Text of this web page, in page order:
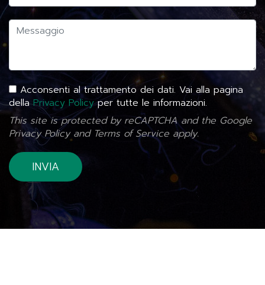
Acconsenti al trattamento dei dati. Vai alla pagina
dellaPrivacy Policyper tutte le informazioni.
This site is protected by reCAPTCHA and the Google
Privacy Policyand Terms of Service apply.